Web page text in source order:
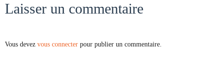
Laisser un commentaire
Vous devez vous connecter pour publier un commentaire.